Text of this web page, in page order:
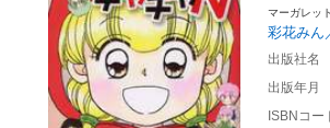
マーガレッ
彩花みん
出版社名
出版年月
ISBNコー